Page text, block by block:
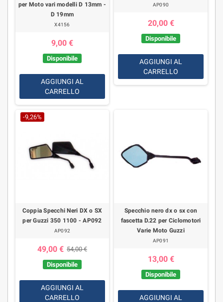
per Moto vari modelli D 13mm -
D 19mm
X4156
9,00 €
Disponibile
AGGIUNGI AL
CARRELLO
AP090
20,00 €
Disponibile
AGGIUNGI AL
CARRELLO
-9,26%
Coppia Specchi Neri DX o SX
per Guzzi 350 1100 - AP092
AP092
49,00 € 54,00 €
Disponibile
AGGIUNGI AL
CARRELLO
Specchio nero dx o sx con
fascetta D.22 per Ciclomotori
Varie Moto Guzzi
AP091
13,00 €
Disponibile
AGGIUNGI AL